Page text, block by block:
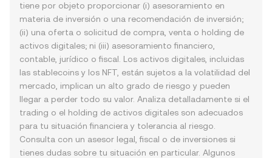
tiene por objeto proporcionar (i) asesoramiento en
materia de inversión o una recomendación de inversión;
(ii) una oferta o solicitud de compra, venta o holding de
activos digitales; ni (iii) asesoramiento financiero,
contable, jurídico o fiscal. Los activos digitales, incluidas
las stablecoins y los NFT, están sujetos a la volatilidad del
mercado, implican un alto grado de riesgo y pueden
llegar a perder todo su valor. Analiza detalladamente si el
trading o el holding de activos digitales son adecuados
para tu situación financiera y tolerancia al riesgo.
Consulta con un asesor legal, fiscal o de inversiones si
tienes dudas sobre tu situación en particular. Algunos